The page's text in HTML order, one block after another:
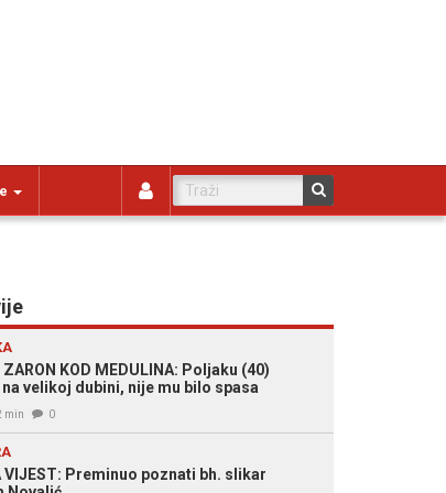
ZARON KOD MEDULINA: Poljaku (40)
velikoj dubini, nije mu bilo spasa
min 0
VIJEST: Preminuo poznati bh. slikar